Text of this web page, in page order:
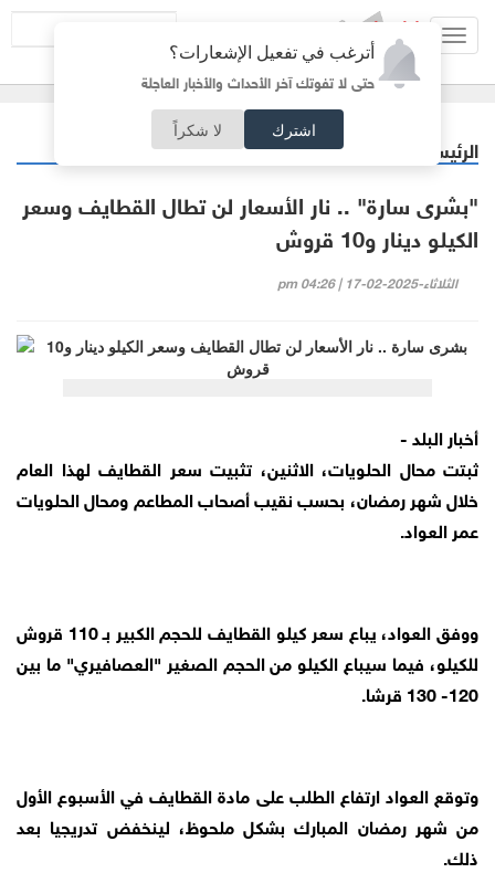
أترغب في تفعيل الإشعارات؟
حتى لا تفوتك آخر الأحداث والأخبار العاجلة
اشترك لا شكراً
الرئيسية
"بشرى سارة" .. نار الأسعار لن تطال القطايف وسعر
الكيلو دينار و10 قروش
الثلاثاء-2025-02-17 | 04:26 pm
أخبار البلد -
ثبتت محال الحلويات، الاثنين، تثبيت سعر القطايف لهذا العام
خلال شهر رمضان، بحسب نقيب أصحاب المطاعم ومحال الحلويات
عمر العواد.
ووفق العواد، يباع سعر كيلو القطايف للحجم الكبير بـ 110 قروش
للكيلو، فيما سيباع الكيلو من الحجم الصغير "العصافيري" ما بين
120- 130 قرشا.
وتوقع العواد ارتفاع الطلب على مادة القطايف في الأسبوع الأول
من شهر رمضان المبارك بشكل ملحوظ، لينخفض تدريجيا بعد
ذلك.